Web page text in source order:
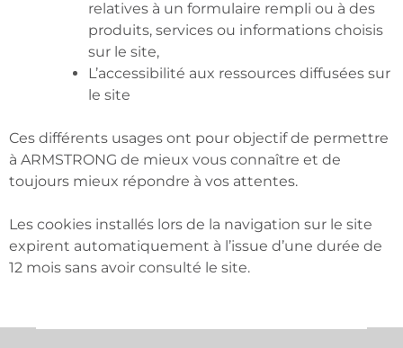
relatives à un formulaire rempli ou à des
produits, services ou informations choisis
sur le site,
L’accessibilité aux ressources diffusées sur
le site
Ces différents usages ont pour objectif de permettre
à ARMSTRONG de mieux vous connaître et de
toujours mieux répondre à vos attentes.
Les cookies installés lors de la navigation sur le site
expirent automatiquement à l’issue d’une durée de
12 mois sans avoir consulté le site.